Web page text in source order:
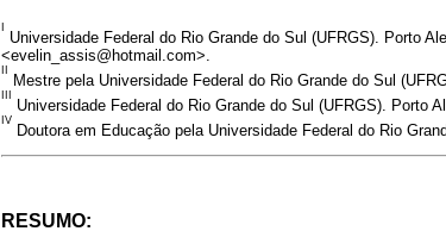
Universidade Federal do Rio Grande do Sul (UFRGS). Porto
<evelin_assis@hotmail.com>.
Mestre pela Universidade Federal do Rio Grande do Sul
Universidade Federal do Rio Grande do Sul (UFRGS). Porto
IV
Doutora em Educação pela Universidade Federal do Rio
RESUMO: